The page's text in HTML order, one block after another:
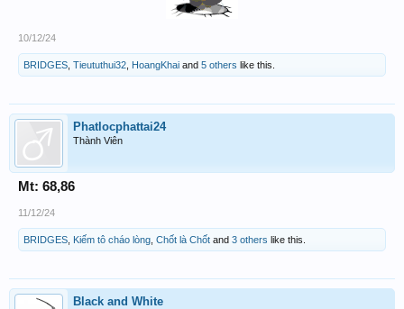
10/12/24
BRIDGES Tieututhui32 HoangKhai and 5 others like this.
Phatlocphattai24
Thành Viên
Mt: 68,86
11/12/24
BRIDGES Kiếm tô cháo lòng Chốt là Chốt and 3 others like this.
Black and White